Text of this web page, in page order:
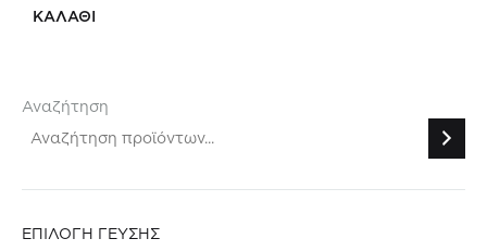
ΚΑΛΑΘΙ
Αναζήτηση
ΕΠΙΛΟΓΗ ΓΕΥΣΗΣ